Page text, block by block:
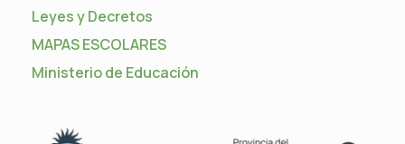
Leyes y Decretos
MAPAS ESCOLARES
Ministerio de Educación